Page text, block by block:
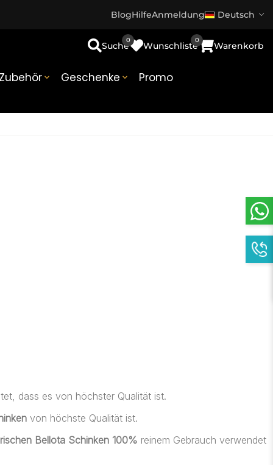
BlogHilfeAnmeldung Deutsch
Zubehör  Geschenke  Promo
Suche Wunschliste
0
Warenkorb
0
dass es von höchster Qualität ist.
von höchste Qualität ist.
Bellota Schinken 100% reinem Gebrauch verwendet